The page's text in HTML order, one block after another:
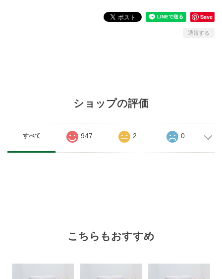
Save
通報する
ショップの評価
すべて 947 2 0
こちらもおすすめ